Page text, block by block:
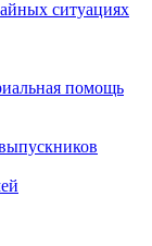
ситуациях
помощь